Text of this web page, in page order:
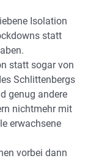
Isolation
statt
statt sogar von
Schlittenbergs
genug andere
nichtmehr mit
erwachsene
vorbei dann